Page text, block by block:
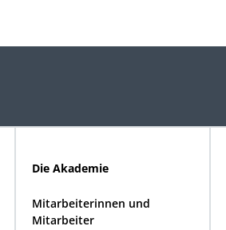
Die Akademie
Mitarbeiterinnen und
Mitarbeiter